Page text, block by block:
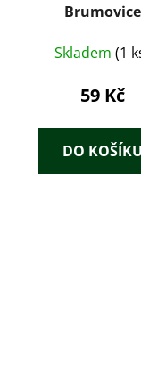
Brumovice
Skladem (1
59 Kč
DO KOŠÍKU